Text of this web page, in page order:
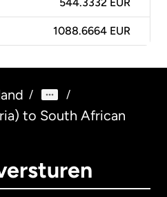
544.3332 EUR
1088.6664 EUR
/ /
to South African